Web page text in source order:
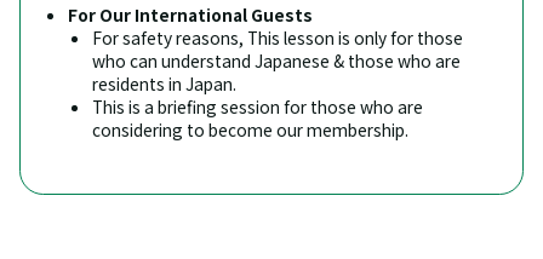
For Our International Guests
For safety reasons, This lesson is only for those
who can understand Japanese & those who are
residents in Japan.
This is a briefing session for those who are
considering to become our membership.